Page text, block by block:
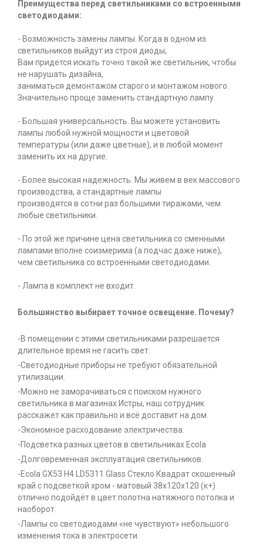
Преимущества перед светильниками со встроенными
светодиодами:
- Возможность замены лампы. Когда в одном из
светильников выйдут из строя диоды,
Вам придется искать точно такой же светильник, чтобы
не нарушать дизайна,
заниматься демонтажом старого и монтажом нового.
Значительно проще заменить стандартную лампу.
- Большая универсальность. Вы можете установить
лампы любой нужной мощности и цветовой
температуры (или даже цветные), и в любой момент
заменить их на другие.
- Более высокая надежность. Мы живем в век массового
производства, а стандартные лампы
производятся в сотни раз большими тиражами, чем
любые светильники.
- По этой же причине цена светильника со сменными
лампами вполне соизмерима (а подчас даже ниже),
чем светильника со встроенными светодиодами.
- Лампа в комплект не входит.
Большинство выбирает точное освещение. Почему?
-В помещении с этими светильниками разрешается
длительное время не гасить свет.
-Светодиодные приборы не требуют обязательной
утилизации.
-Можно не заморачиваться с поиском нужного
светильника в магазинах Истры, наш сотрудник
расскажет как правильно и всё доставит на дом.
-Экономное расходование электричества.
-Подсветка разных цветов в светильниках Ecola
-Долговременная эксплуатация светильников.
-Ecola GX53 H4 LD5311 Glass Стекло Квадрат скошенный
край с подсветкой хром - матовый 38x120x120 (к+)
отлично подойдёт в цвет полотна натяжного потолка и
наоборот.
-Лампы со светодиодами «не чувствуют» небольшого
изменения тока в электросети.